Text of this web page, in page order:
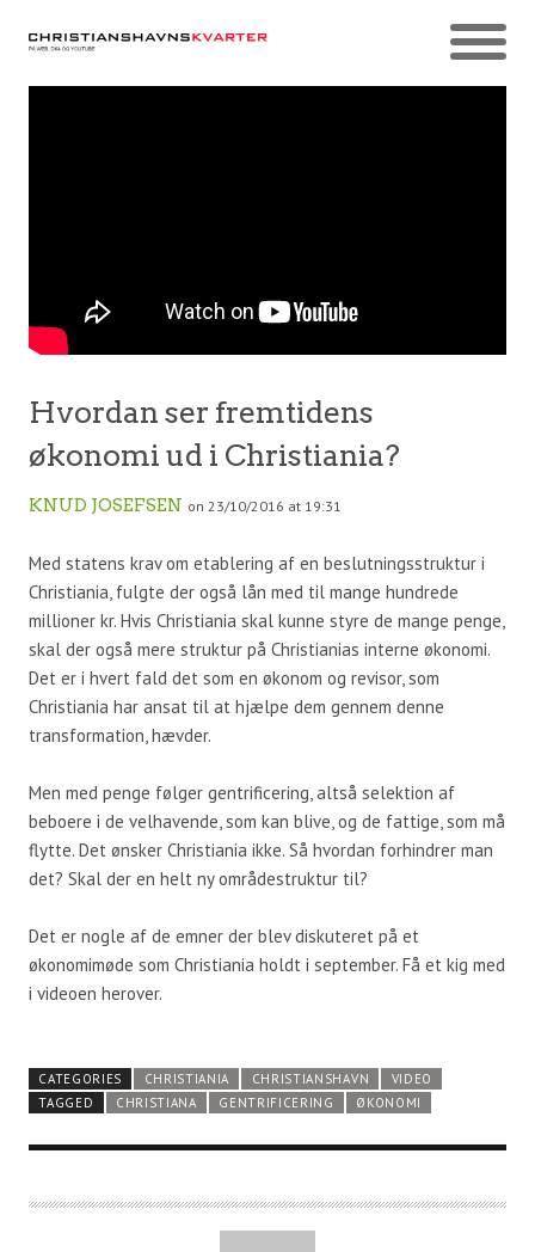
Hvordan ser fremtidens
økonomi ud i Christiania?
KNUD JOSEFSEN on 23/10/2016 at 19:31
Med statens krav om etablering af en beslutningsstruktur i
Christiania, fulgte der også lån med til mange hundrede
millioner kr. Hvis Christiania skal kunne styre de mange penge,
skal der også mere struktur på Christianias interne økonomi.
Det er i hvert fald det som en økonom og revisor, som
Christiania har ansat til at hjælpe dem gennem denne
transformation, hævder.
Men med penge følger gentrificering, altså selektion af
beboere i de velhavende, som kan blive, og de fattige, som må
flytte. Det ønsker Christiania ikke. Så hvordan forhindrer man
det? Skal der en helt ny områdestruktur til?
Det er nogle af de emner der blev diskuteret på et
økonomimøde som Christiania holdt i september. Få et kig med
i videoen herover.
CATEGORIES CHRISTIANIA CHRISTIANSHAVN
VIDEO
TAGGED
CHRISTIANA GENTRIFICERING ØKONOMI